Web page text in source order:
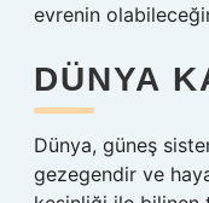
evrenin
DÜNYA
Dünya, güneş
gezegendir ve